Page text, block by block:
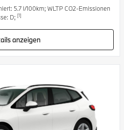
5.7 l/100km; WLTP CO2-Emissionen
D; [1]
anzeigen